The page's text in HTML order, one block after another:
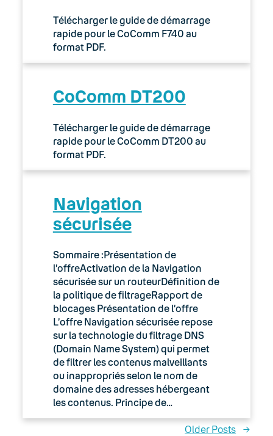
Télécharger le guide de démarrage
rapide pour le CoComm F740 au
format PDF.
CoComm DT200
Télécharger le guide de démarrage
rapide pour le CoComm DT200 au
format PDF.
Navigation
sécurisée
Sommaire :Présentation de
l’offreActivation de la Navigation
sécurisée sur un routeurDéfinition de
la politique de filtrageRapport de
blocages Présentation de l’offre
L’offre Navigation sécurisée repose
sur la technologie du filtrage DNS
(Domain Name System) qui permet
de filtrer les contenus malveillants
ou inappropriés selon le nom de
domaine des adresses hébergeant
les contenus. Principe de…
Older Posts →